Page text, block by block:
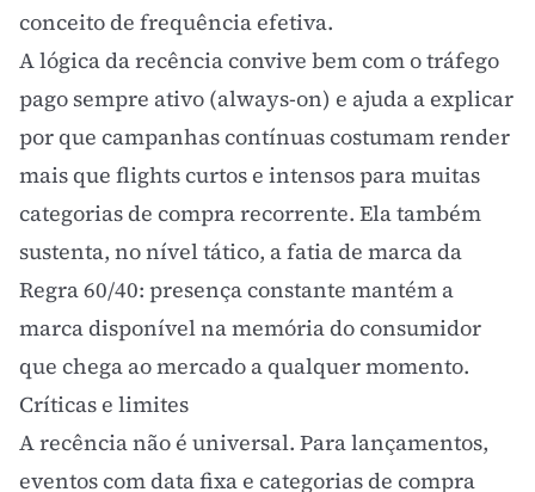
conceito de frequência efetiva.
A lógica da recência convive bem com otráfego
pago sempre ativo (always-on) e ajuda a explicar
por que campanhas contínuas costumam render
mais que flights curtos e intensos para muitas
categorias de compra recorrente. Ela também
sustenta, no nível tático, a fatia de marca da
Regra 60/40: presença constante mantém a
marca disponível na memória do consumidor
que chega ao mercado a qualquer momento.
Críticas e limites
A recência não é universal. Para lançamentos,
eventos com data fixa e categorias de compra